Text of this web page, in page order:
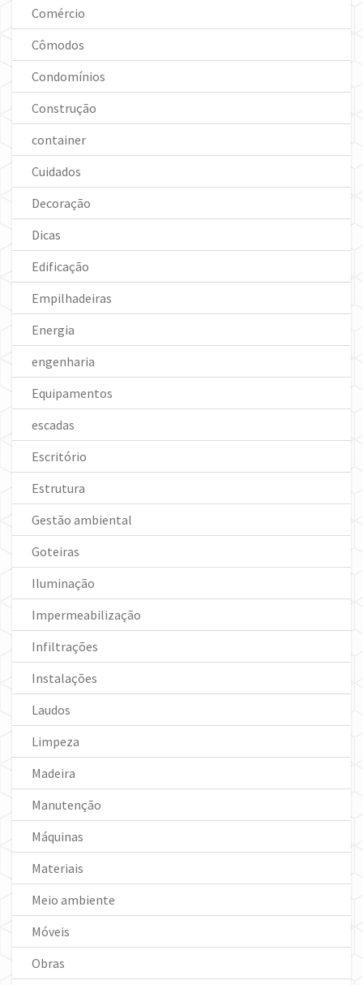
Comércio
Cômodos
Condomínios
Construção
container
Cuidados
Decoração
Dicas
Edificação
Empilhadeiras
Energia
engenharia
Equipamentos
escadas
Escritório
Estrutura
Gestão ambiental
Goteiras
Iluminação
Impermeabilização
Infiltrações
Instalações
Laudos
Limpeza
Madeira
Manutenção
Máquinas
Materiais
Meio ambiente
Móveis
Obras